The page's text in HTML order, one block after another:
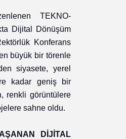
TEKNO-
Dijital Dönüşüm
Konferans
büyük bir törenle
siyasete, yerel
kadar geniş bir
renkli görüntülere
sahne oldu.
DİJİTAL